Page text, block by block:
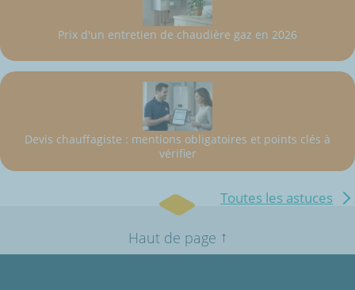
Prix d'un entretien de chaudière gaz en 2026
Devis chauffagiste : mentions obligatoires et points clés à
vérifier
Toutes les astuces
Haut de page ↑